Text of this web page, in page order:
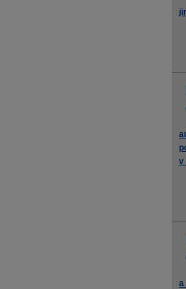
v
a